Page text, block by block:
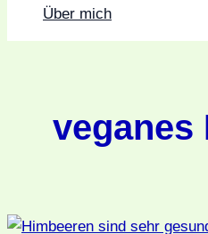
Über mich
veganes